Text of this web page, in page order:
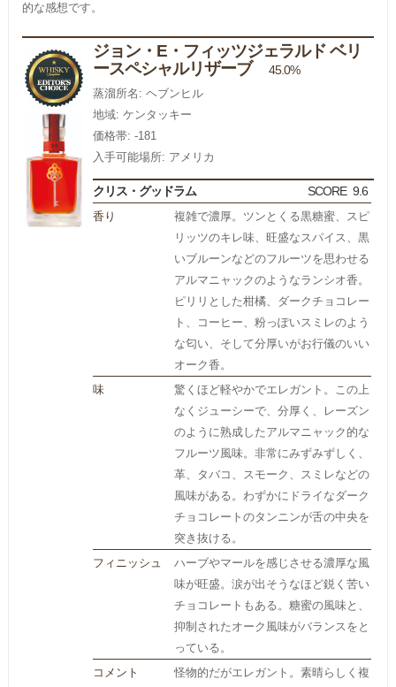
的な感想です。
ジョン・E・フィッツジェラルド ベリ
ースペシャルリザーブ
45.0%
蒸溜所名: ヘブンヒル
地域: ケンタッキー
価格帯: -181
入手可能場所: アメリカ
クリス・グッドラム SCORE 9.6
香り
複雑で濃厚。ツンとくる黒糖蜜、スピ
リッツのキレ味、旺盛なスパイス、黒
いブルーンなどのフルーツを思わせる
アルマニャックのようなランシオ香。
ピリリとした柑橘、ダークチョコレー
ト、コーヒー、粉っぽいスミレのよう
な匂い、そして分厚いがお行儀のいい
オーク香。
味
驚くほど軽やかでエレガント。この上
なくジューシーで、分厚く、レーズン
のように熟成したアルマニャック的な
フルーツ風味。非常にみずみずしく、
革、タバコ、スモーク、スミレなどの
風味がある。わずかにドライなダーク
チョコレートのタンニンが舌の中央を
突き抜ける。
フィニッシュ
ハーブやマールを感じさせる濃厚な風
味が旺盛。涙が出そうなほど鋭く苦い
チョコレートもある。糖蜜の風味と、
抑制されたオーク風味がバランスをと
っている。
コメント
怪物的だがエレガント。素晴らしく複